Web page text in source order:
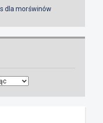
dla morświnów